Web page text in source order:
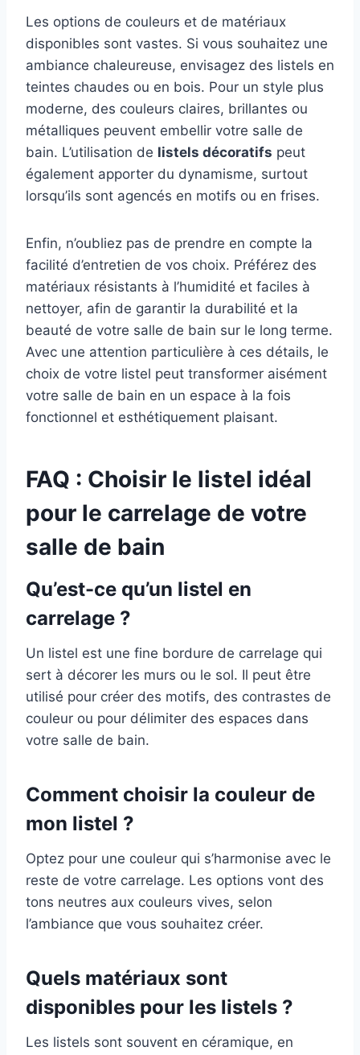
Les options de couleurs et de matériaux
disponibles sont vastes. Si vous souhaitez une
ambiance chaleureuse, envisagez des listels en
teintes chaudes ou en bois. Pour un style plus
moderne, des couleurs claires, brillantes ou
métalliques peuvent embellir votre salle de
bain. L’utilisation de listels décoratifs peut
également apporter du dynamisme, surtout
lorsqu’ils sont agencés en motifs ou en frises.
Enfin, n’oubliez pas de prendre en compte la
facilité d’entretien de vos choix. Préférez des
matériaux résistants à l’humidité et faciles à
nettoyer, afin de garantir la durabilité et la
beauté de votre salle de bain sur le long terme.
Avec une attention particulière à ces détails, le
choix de votre listel peut transformer aisément
votre salle de bain en un espace à la fois
fonctionnel et esthétiquement plaisant.
FAQ : Choisir le listel idéal
pour le carrelage de votre
salle de bain
Qu’est-ce qu’un listel en
carrelage ?
Un listel est une fine bordure de carrelage qui
sert à décorer les murs ou le sol. Il peut être
utilisé pour créer des motifs, des contrastes de
couleur ou pour délimiter des espaces dans
votre salle de bain.
Comment choisir la couleur de
mon listel ?
Optez pour une couleur qui s’harmonise avec le
reste de votre carrelage. Les options vont des
tons neutres aux couleurs vives, selon
l’ambiance que vous souhaitez créer.
Quels matériaux sont
disponibles pour les listels ?
Les listels sont souvent en céramique, en